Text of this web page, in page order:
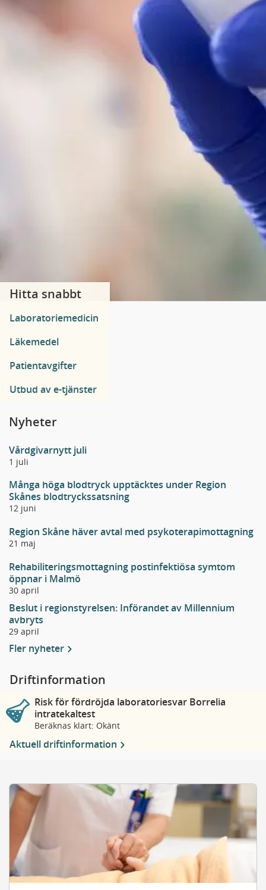
Hitta snabbt
Laboratoriemedicin
Läkemedel
Patientavgifter
Utbud av e-tjänster
Nyheter
Vårdgivarnytt juli
1 juli
Många höga blodtryck upptäcktes under Region
Skånes blodtryckssatsning
12 juni
Region Skåne häver avtal med psykoterapimottagning
21 maj
Rehabiliteringsmottagning postinfektiösa symtom
öppnar i Malmö
30 april
Beslut i regionstyrelsen: Införandet av Millennium
avbryts
29 april
Fler nyheter
Driftinformation
Risk för fördröjda laboratoriesvar Borrelia
intratekaltest
Beräknas klart: Okänt
Aktuell driftinformation